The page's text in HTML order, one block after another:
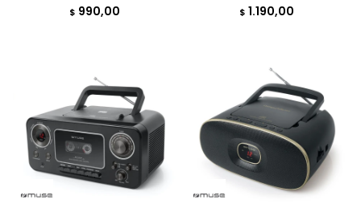
$ 990,00 $ 1.190,00